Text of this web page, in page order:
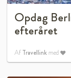
Opdag
efteråret
AfTravellink med